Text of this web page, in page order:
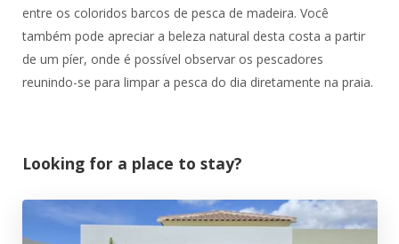
entre os coloridos barcos de pesca de madeira. Você
também pode apreciar a beleza natural desta costa a partir
de um píer, onde é possível observar os pescadores
reunindo-se para limpar a pesca do dia diretamente na praia.
Looking for a place to stay?